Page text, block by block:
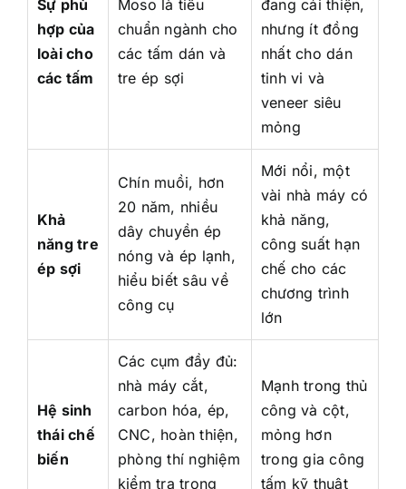
Sự phù
hợp của
loài cho
các tấm
Moso là tiêu
chuẩn ngành cho
các tấm dán và
tre ép sợi
đang cải thiện,
nhưng ít đồng
nhất cho dán
tinh vi và
veneer siêu
mỏng
Khả
năng tre
ép sợi
Chín muồi, hơn
20 năm, nhiều
dây chuyền ép
nóng và ép lạnh,
hiểu biết sâu về
công cụ
Mới nổi, một
vài nhà máy có
khả năng,
công suất hạn
chế cho các
chương trình
lớn
Hệ sinh
thái chế
biến
Các cụm đầy đủ:
nhà máy cắt,
carbon hóa, ép,
CNC, hoàn thiện,
phòng thí nghiệm
kiểm tra trong
Mạnh trong thủ
công và cột,
mỏng hơn
trong gia công
tấm kỹ thuật